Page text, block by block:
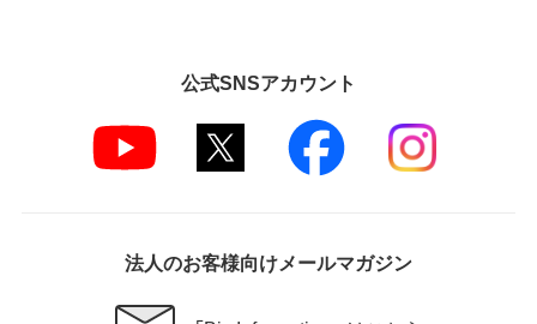
公式SNSアカウント
法人のお客様向けメールマガジン